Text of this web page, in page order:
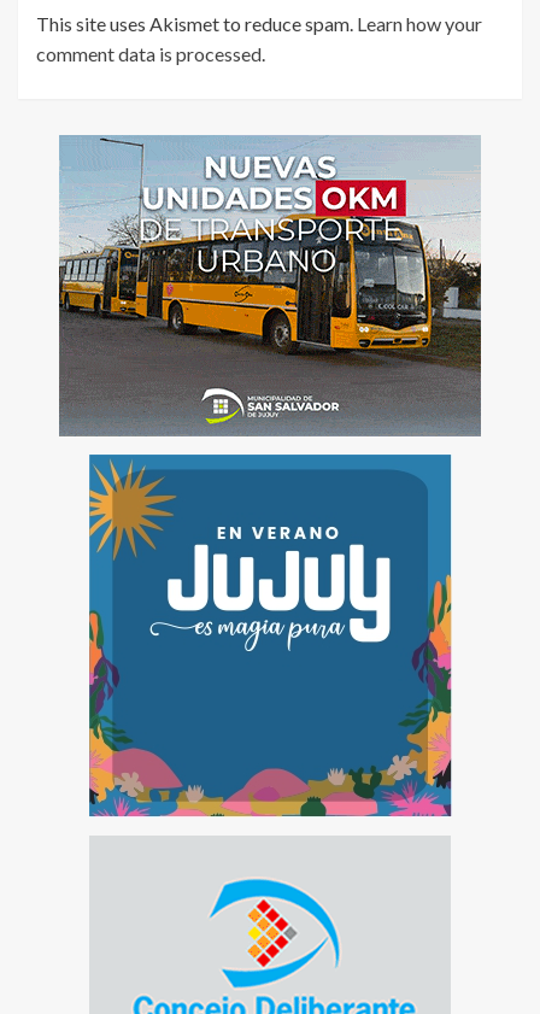
This site uses Akismet to reduce spam. Learn how your
comment data is processed.